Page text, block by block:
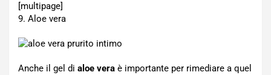
[multipage]
9. Aloe vera
Anche il gel di aloe vera è importante per rimediare a quel